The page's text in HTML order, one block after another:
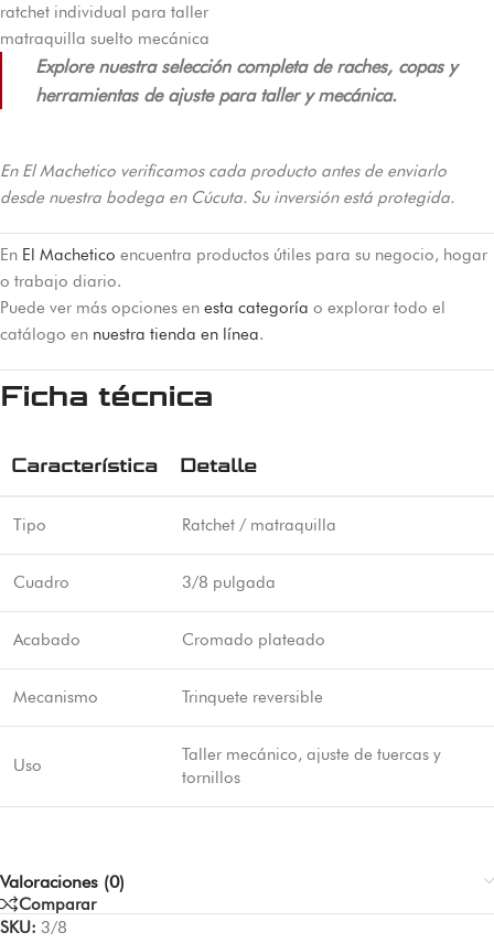
ratchet individual para taller
matraquilla suelto mecánica
Explore nuestra selección completa de raches, copas y
herramientas de ajuste para taller y mecánica.
En El Machetico verificamos cada producto antes de enviarlo
desde nuestra bodega en Cúcuta. Su inversión está protegida.
En El Machetico encuentra productos útiles para su negocio, hogar
o trabajo diario.
Puede ver más opciones en esta categoría o explorar todo el
catálogo en nuestra tienda en línea.
Ficha técnica
Característica Detalle
Tipo Ratchet / matraquilla
Cuadro 3/8 pulgada
Acabado Cromado plateado
Mecanismo Trinquete reversible
Uso
Taller mecánico, ajuste de tuercas y
tornillos
Valoraciones (0)
Comparar
SKU: 3/8